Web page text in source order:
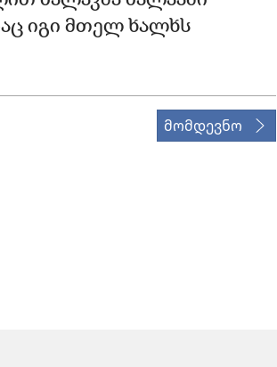
იგი მთელ ხალხს
მომდევნო